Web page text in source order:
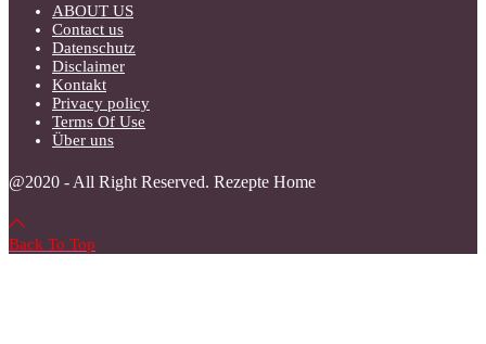
ABOUT US
Contact us
Datenschutz
Disclaimer
Kontakt
Privacy policy
Terms Of Use
Über uns
@2020 - All Right Reserved. Rezepte Home
Back To Top